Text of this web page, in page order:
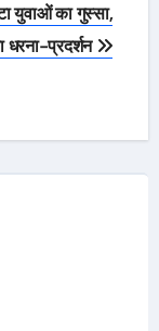
युवाओं का गुस्सा,
धरना-प्रदर्शन